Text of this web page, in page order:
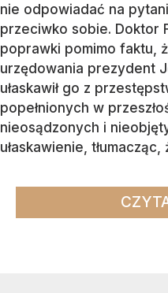
nie odpowiadać na
przeciwko sobie. Doktor
poprawki pomimo faktu,
urzędowania prezydent
ułaskawił go z
popełnionych w
nieosądzonych i
ułaskawienie, tłumacząc,